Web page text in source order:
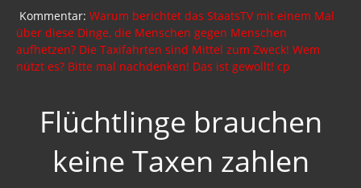
Kommentar: Warum berichtet das StaatsTV mit einem Mal
über diese Dinge, die Menschen gegen Menschen
aufhetzen? Die Taxifahrten sind Mittel zum Zweck! Wem
nützt es? Bitte mal nachdenken! Das ist gewollt! cp
Flüchtlinge brauchen
keine Taxen zahlen